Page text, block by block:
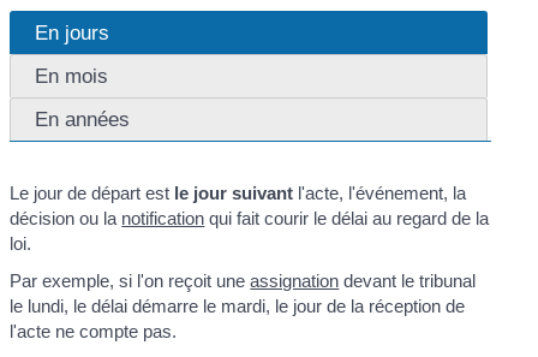
En jours
En mois
En années
Le jour de départ est le jour suivant l'acte, l'événement, la
décision ou la notification qui fait courir le délai au regard de la
loi.
Par exemple, si l'on reçoit uneassignation devant le tribunal
le lundi, le délai démarre le mardi, le jour de la réception de
l'acte ne compte pas.